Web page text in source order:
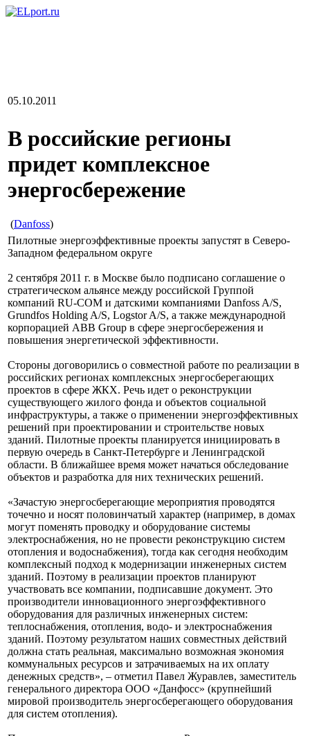
05.10.2011
В российские регионы
придет комплексное
энергосбережение
(Danfoss)
Пилотные энергоэффективные проекты запустят в Северо-
Западном федеральном округе
2 сентября 2011 г. в Москве было подписано соглашение о
стратегическом альянсе между российской Группой
компаний RU-COM и датскими компаниями Danfoss A/S,
Grundfos Holding A/S, Logstor A/S, а также международной
корпорацией ABB Group в сфере энергосбережения и
повышения энергетической эффективности.
Стороны договорились о совместной работе по реализации в
российских регионах комплексных энергосберегающих
проектов в сфере ЖКХ. Речь идет о реконструкции
существующего жилого фонда и объектов социальной
инфраструктуры, а также о применении энергоэффективных
решений при проектировании и строительстве новых
зданий. Пилотные проекты планируется инициировать в
первую очередь в Санкт-Петербурге и Ленинградской
области. В ближайшее время может начаться обследование
объектов и разработка для них технических решений.
«Зачастую энергосберегающие мероприятия проводятся
точечно и носят половинчатый характер (например, в домах
могут поменять проводку и оборудование системы
электроснабжения, но не провести реконструкцию систем
отопления и водоснабжения), тогда как сегодня необходим
комплексный подход к модернизации инженерных систем
зданий. Поэтому в реализации проектов планируют
участвовать все компании, подписавшие документ. Это
производители инновационного энергоэффективного
оборудования для различных инженерных систем:
теплоснабжения, отопления, водо- и электроснабжения
зданий. Поэтому результатом наших совместных действий
должна стать реальная, максимально возможная экономия
коммунальных ресурсов и затрачиваемых на их оплату
денежных средств», – отметил Павел Журавлев, заместитель
генерального директора ООО «Данфосс» (крупнейший
мировой производитель энергосберегающего оборудования
для систем отопления).